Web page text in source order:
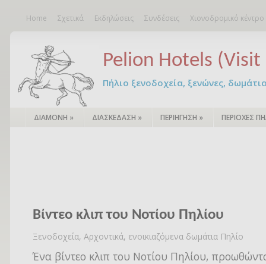
Home Σχετικά Εκδηλώσεις Συνδέσεις Χιονοδρομικό
Pelion Hotels (Visit
Πήλιο ξενοδοχεία, ξενώνες,
ΔΙΑΜΟΝΗ » ΔΙΑΣΚΕΔΑΣΗ » ΠΕΡΙΗΓΗΣΗ » ΠΕΡΙΟΧΕΣ
Bίντεο κλιπ του Νοτίου Πηλίου
Ξενοδοχεία, Αρχοντικά, ενοικιαζόμενα δωμάτια Πηλίο
Ένα βίντεο κλιπ του Νοτίου Πηλίου,